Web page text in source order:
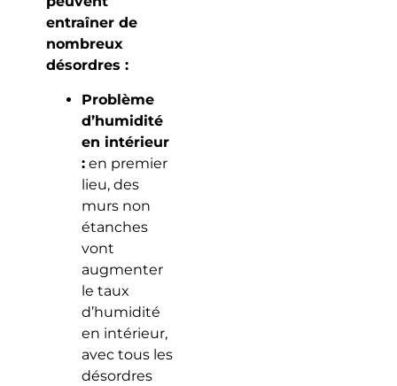
entraîner de
nombreux
désordres :
Problème
d’humidité
en intérieur
:en premier
lieu, des
murs non
étanches
vont
augmenter
le taux
d’humidité
en intérieur,
avec tous les
désordres